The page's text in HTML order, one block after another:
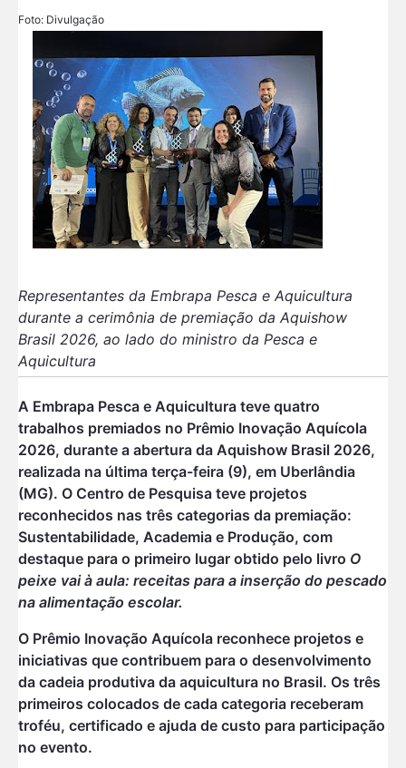
Foto: Divulgação
Representantes da Embrapa Pesca e Aquicultura
durante a cerimônia de premiação da Aquishow
Brasil 2026, ao lado do ministro da Pesca e
Aquicultura
A Embrapa Pesca e Aquicultura teve quatro
trabalhos premiados no Prêmio Inovação Aquícola
2026, durante a abertura da Aquishow Brasil 2026,
realizada na última terça-feira (9), em Uberlândia
(MG). O Centro de Pesquisa teve projetos
reconhecidos nas três categorias da premiação:
Sustentabilidade, Academia e Produção, com
destaque para o primeiro lugar obtido pelo livro O
peixe vai à aula: receitas para a inserção do pescado
na alimentação escolar.
O Prêmio Inovação Aquícola reconhece projetos e
iniciativas que contribuem para o desenvolvimento
da cadeia produtiva da aquicultura no Brasil. Os três
primeiros colocados de cada categoria receberam
troféu, certificado e ajuda de custo para participação
no evento.